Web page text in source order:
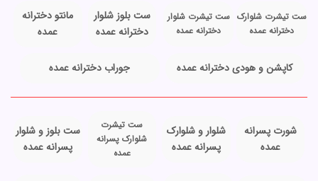
ست تیشرت شلوارک
دخترانه عمده
ست تیشرت شلوار
دخترانه عمده
ست بلوز شلوار
دخترانه عمده
مانتو دخترانه
عمده
کاپشن و هودی دخترانه عمده جوراب دخترانه عمده
شورت پسرانه
عمده
شلوار و شلوارک
پسرانه عمده
ست تیشرت
شلوارک پسرانه
عمده
ست بلوز و شلوار
پسرانه عمده